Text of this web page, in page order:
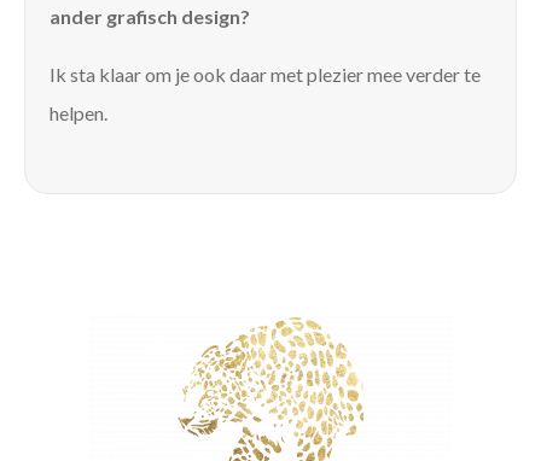
ander grafisch design?
Ik sta klaar om je ook daar met plezier mee verder te
helpen.